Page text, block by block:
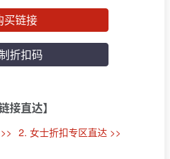
买链接
折扣码
接直达】
2. 女士折扣专区直达 >>